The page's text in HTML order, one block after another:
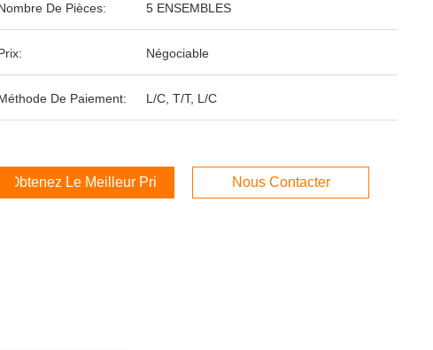
De Pièces: 5 ENSEMBLES
Négociable
De Paiement: L/C, T/T, L/C
Obtenez Le Meilleur Prix Nous Contacter